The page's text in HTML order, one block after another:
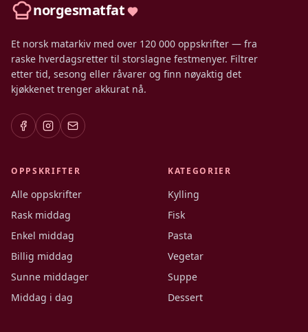
norgesmatfat
Et norsk matarkiv med over 120 000 oppskrifter — fra
raske hverdagsretter til storslagne festmenyer. Filtrer
etter tid, sesong eller råvarer og finn nøyaktig det
kjøkkenet trenger akkurat nå.
OPPSKRIFTER
Alle oppskrifter
Rask middag
Enkel middag
Billig middag
Sunne middager
Middag i dag
KATEGORIER
Kylling
Fisk
Pasta
Vegetar
Suppe
Dessert